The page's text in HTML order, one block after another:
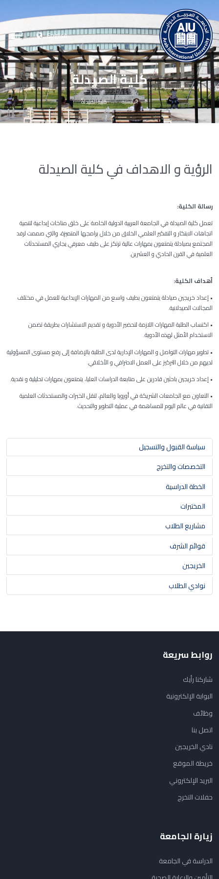
English
كلية الصيدلة
الرئيسية كلية الصيدلة
الرؤية و الاهداف في كلية الصيدلة
رسالة الكلية:
تعمل كلية الصيدلة في الجامعة العربية الدولية الخاصة على خلق مناخات إبداعية لتنمية
اتجاهات الابتكار و التفكير العلمي الخلاق من خلال برامجها المتميزة، والتي صممت لرفد
المجتمع بصيادلة يتمتعون بمهارات عالية ترتكز على طيف معرفي يجاري المستحدثات
العلمية في القرن الحادي و العشرين.
أهداف الكلية:
• إعداد خريجين صيادلة يتمتعون بطيف واسع من المهارات الإبداعية للعمل في مختلف
المجالات الصيدلانية.
• اكتساب الطلبة المهارات اللازمة لتحضير الأدوية و تقديم الاستشارات بطريقة تضمن
الاستخدام الأمثل لهذه الأدوية.
• تطوير مهارات التواصل و المهارات الإدارية لدى الطلبة بالإضافة إلى رفع مستوى المسؤولية
لديهم من خلال التركيز على العمل الاحترافي و الأخلاقي.
• إعداد خريجين باحثين قادرين على متابعة الدراسات العليا، يتمتعون بمهارات تحليلية و نقدية.
• التعاون مع الجامعات الشريكة في أوروبا والعالم، لنقل الخبرات والمستحدثات العلمية
التقانية في عالم اليوم للمساهمة في عملية التطوير والتحديث.
سياسة القبول والتسجيل
التخصصات والتخرج
الخطة الدراسية
المختبرات
مشاريع الطلاب
قوائم الشرف
الخريجين
نوادي الطلاب
روابط سريعة
شاركنا رأيك
البوابة الإلكترونية
وظائف
اتصل بنا
نادي الخريجين
خريطة الموقع
البريد الإلكتروني
حفلات التخرج
زيارة الجامعة
الدراسة في الجامعة